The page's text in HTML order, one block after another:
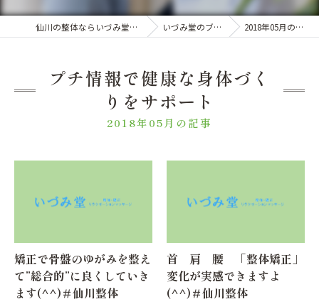
仙川の整体ならいづみ堂整体院 いづみ堂のブログ 2018年05月の記事
プチ情報で健康な身体づく
りをサポート
2018年05月の記事
矯正で骨盤のゆがみを整え
て”総合的”に良くしていき
ます(^^)＃仙川整体
首 肩 腰 「整体矯正」
変化が実感できますよ
(^^)＃仙川整体